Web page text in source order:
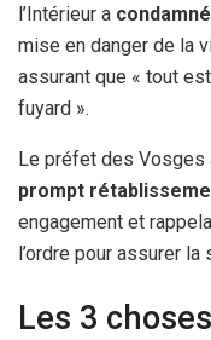
l’Intérieur a
mise en danger de la
assurant que « tout
fuyard ».
Le préfet des Vosges
prompt
engagement et
l’ordre pour assurer
Les 3